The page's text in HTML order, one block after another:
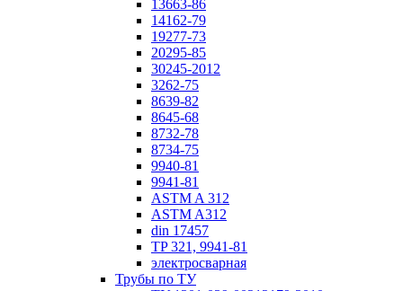
13663-86
14162-79
19277-73
20295-85
30245-2012
3262-75
8639-82
8645-68
8732-78
8734-75
9940-81
9941-81
ASTM A 312
ASTM A312
din 17457
TP 321, 9941-81
электросварная
Трубы по ТУ